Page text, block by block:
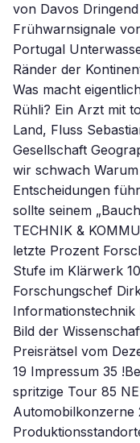
von Davos
Frühwarnsignale
Portugal
Ränder der
Was macht
Rühli? Ein Arzt mit
Land, Fluss
Gesellschaft
wir schwach
Entscheidungen
sollte seinem
TECHNIK &
letzte Prozent
Stufe im Klärwerk
Forschungschef
Informationstechnik
Bild der
Preisrätsel vom
19 Impressum 35
spritzige Tour 85
Automobilkonzerne